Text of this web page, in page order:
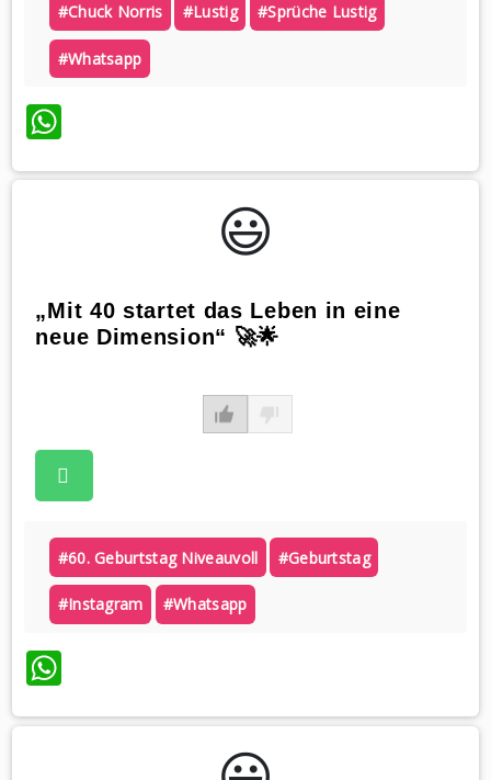
#chuck Norris #lustig #sprüche Lustig
#whatsapp
WhatsApp
😃️
„Mit 40 startet das Leben in eine
neue Dimension“ 🚀🌟
#60. Geburtstag Niveauvoll #geburtstag
#instagram #whatsapp
WhatsApp